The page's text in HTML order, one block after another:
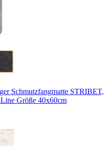
Schmutzfangmatte STRIBET,
Größe 40x60cm